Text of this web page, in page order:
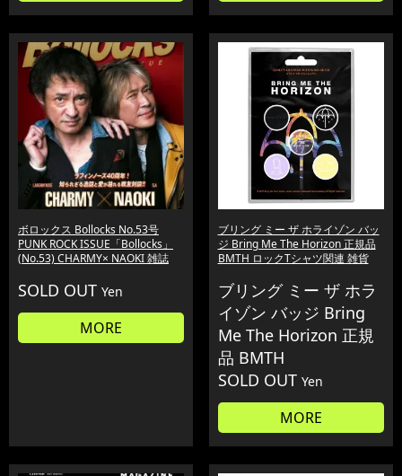
ボロックス Bollocks No.53号
PUNK ROCK ISSUE「Bollocks」
(No.53) CHARMY× NAOKI 雑誌
SOLD OUT Yen
MORE
ブリング ミー ザ ホライゾン バッ
ジ Bring Me The Horizon 正規品
BMTH ロックTシャツ関連 雑貨
ブリング ミー ザ ホラ
イゾン バッジ Bring
Me The Horizon 正規
品 BMTH
SOLD OUT Yen
MORE